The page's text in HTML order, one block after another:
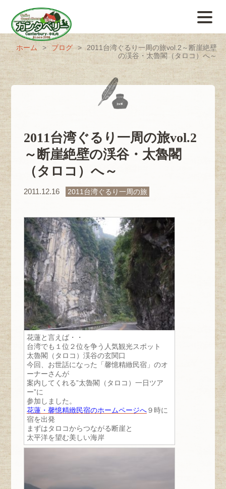
ホーム > ブログ >
2011台湾ぐるり一周の旅vol.2～断崖絶壁
の渓谷・太魯閣（タロコ）へ～
2011台湾ぐるり一周の旅vol.2
～断崖絶壁の渓谷・太魯閣
（タロコ）へ～
2011.12.16 2011台湾ぐるり一周の旅
花蓮と言えば・・
台湾でも１位２位を争う人気観光スポット
太魯閣（タロコ）渓谷の玄関口
今回、お世話になった「馨憶精緻民宿」のオ
ーナーさんが
案内してくれる”太魯閣（タロコ）一日ツア
ー”に
参加しました。
花蓮・馨憶精緻民宿のホームページへ９時に
宿を出発
まずはタロコからつながる断崖と
太平洋を望む美しい海岸